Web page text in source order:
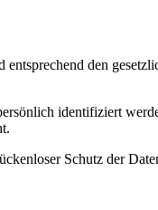
den
identifiziert
Schutz der